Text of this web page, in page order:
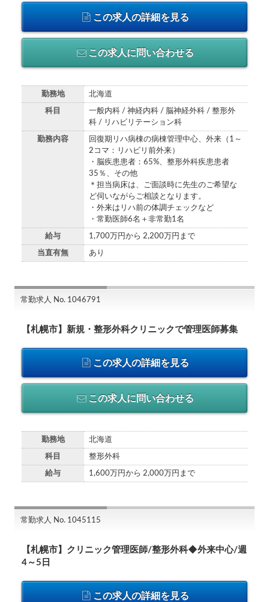
この求人の詳細を見る
この求人に問い合わせる
勤務地 北海道
科目
一般内科 / 神経内科 / 脳神経外科 / 整形外
科 / リハビリテーション科
勤務内容
回復期リハ病棟の病棟管理中心、外来（1～
2コマ：リハビリ前外来）
・脳疾患患者：65%、整形外科疾患患者
35％、その他
＊担当病床は、ご面談時に先生のご希望な
ど伺いながらご相談となります。
・外来はリハ前の体調チェックなど
・常勤医師6名＋非常勤1名
給与 1,700万円から 2,200万円まで
当直有無 あり
常勤求人 No. 1046791
【札幌市】新規・整形外科クリニックで管理医師募集
この求人の詳細を見る
この求人に問い合わせる
勤務地 北海道
科目 整形外科
給与 1,600万円から 2,000万円まで
常勤求人 No. 1045115
【札幌市】クリニック管理医師/整形外科◆外来中心/週
4～5日
この求人の詳細を見る